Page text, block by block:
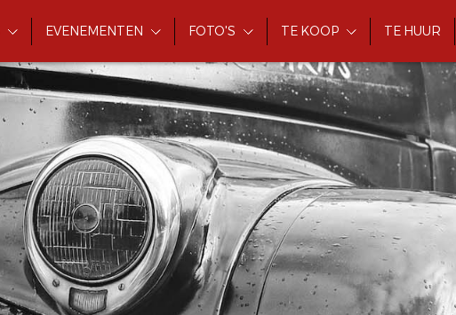
EVENEMENTEN FOTO'S TE KOOP TE HUUR